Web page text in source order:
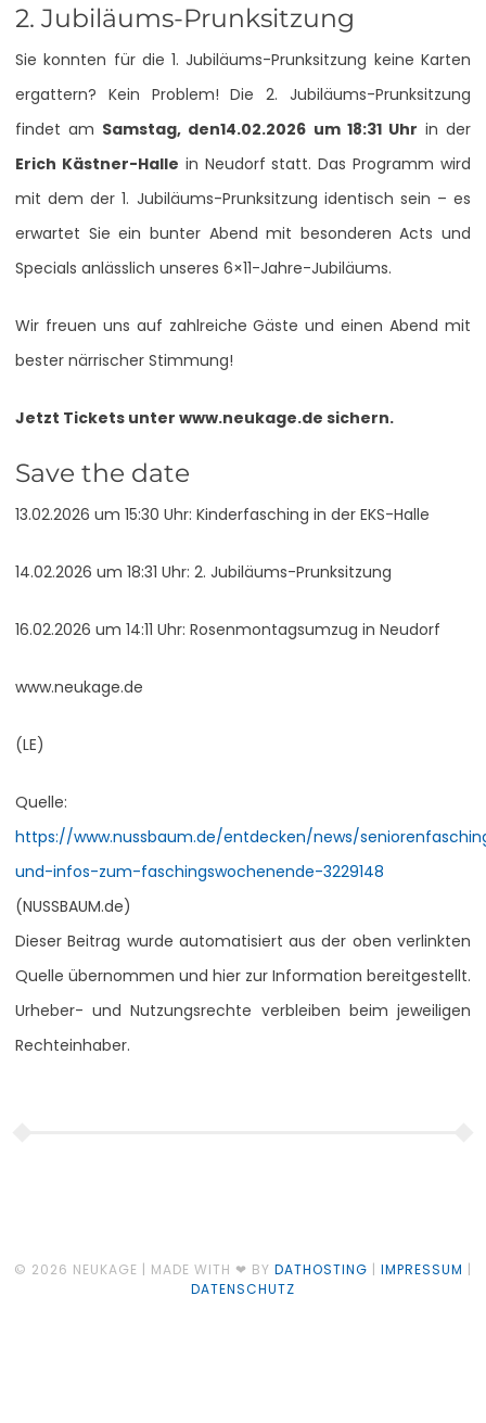
2. Jubiläums-Prunksitzung
Sie konnten für die 1. Jubiläums-Prunksitzung keine Karten
ergattern? Kein Problem! Die 2. Jubiläums-Prunksitzung
findet am Samstag, den14.02.2026 um 18:31 Uhr in der
Erich Kästner-Halle in Neudorf statt. Das Programm wird
mit dem der 1. Jubiläums-Prunksitzung identisch sein – es
erwartet Sie ein bunter Abend mit besonderen Acts und
Specials anlässlich unseres 6×11-Jahre-Jubiläums.
Wir freuen uns auf zahlreiche Gäste und einen Abend mit
bester närrischer Stimmung!
Jetzt Tickets unter www.neukage.de sichern.
Save the date
13.02.2026 um 15:30 Uhr: Kinderfasching in der EKS-Halle
14.02.2026 um 18:31 Uhr: 2. Jubiläums-Prunksitzung
16.02.2026 um 14:11 Uhr: Rosenmontagsumzug in Neudorf
www.neukage.de
(LE)
Quelle:
https://www.nussbaum.de/entdecken/news/
und-infos-zum-faschingswochenende-3229148
(NUSSBAUM.de)
Dieser Beitrag wurde automatisiert aus der oben verlinkten
Quelle übernommen und hier zur Information bereitgestellt.
Urheber- und Nutzungsrechte verbleiben beim jeweiligen
Rechteinhaber.
© 2026 NEUKAGE | MADE WITH ❤ BY DATHOSTING | IMPRESSUM |
DATENSCHUTZ